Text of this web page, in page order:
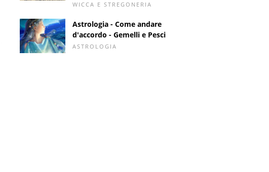
WICCA E STREGONERIA
Astrologia - Come andare
d'accordo - Gemelli e Pesci
ASTROLOGIA